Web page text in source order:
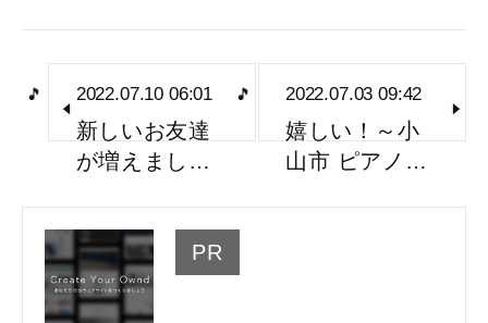
2022.07.10 06:01
新しいお友達
が増えまし…
2022.07.03 09:42
嬉しい！～小
山市 ピアノ…
PR